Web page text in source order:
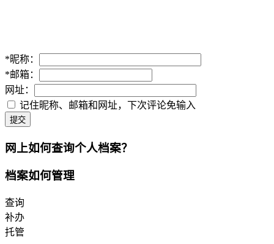
*昵称：
*邮箱：
网址：
记住昵称、邮箱和网址，下次评论免输入
提交
网上如何查询个人档案？
档案如何管理
查询
补办
托管